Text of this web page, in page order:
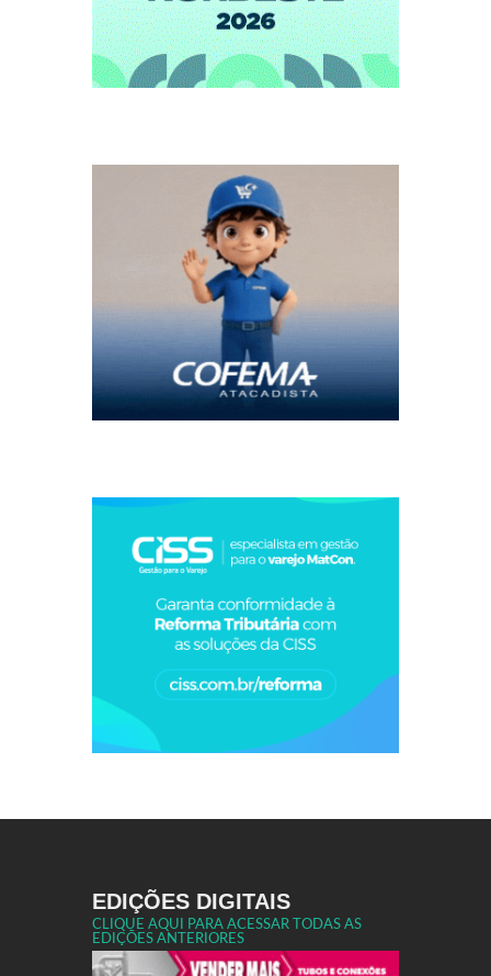
EDIÇÕES DIGITAIS
CLIQUE AQUI PARA ACESSAR TODAS AS
EDIÇÕES ANTERIORES